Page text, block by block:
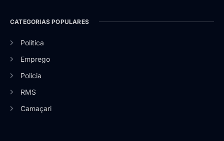
CATEGORIAS POPULARES
Política
Emprego
Polícia
RMS
Camaçari